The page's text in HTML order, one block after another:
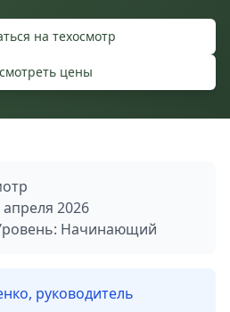
на техосмотр
цены
2026
Начинающий
руководитель